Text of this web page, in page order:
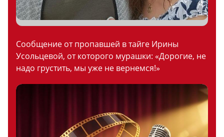
Сообщение от пропавшей в тайге Ирины
Усольцевой, от которого мурашки: «Дорогие, не
надо грустить, мы уже не вернемся!»